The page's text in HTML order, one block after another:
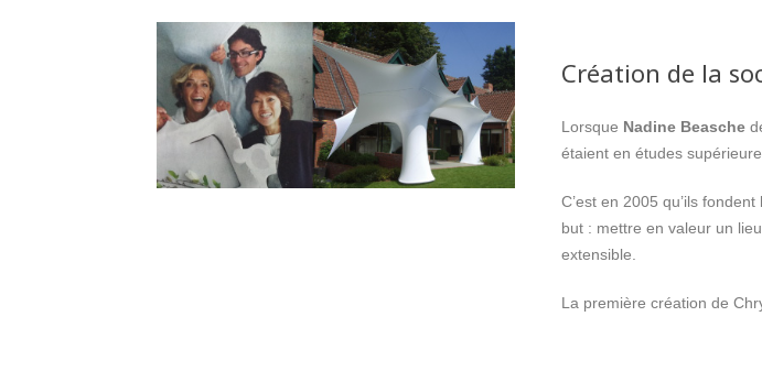
Création de la
Lorsque Nadine Beasche
étaient en études
C’est en 2005 qu’ils
but : mettre en valeur un
extensible.
La première création de